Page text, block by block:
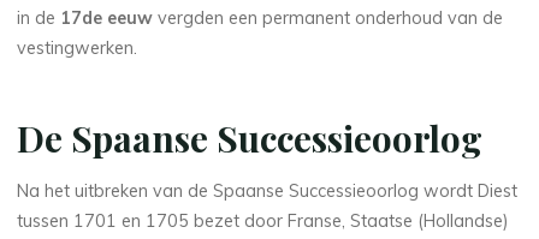
in de 17de eeuw vergden een permanent onderhoud van de
vestingwerken.
De Spaanse Successieoorlog
Na het uitbreken van de Spaanse Successieoorlog wordt Diest
tussen 1701 en 1705 bezet door Franse, Staatse (Hollandse)